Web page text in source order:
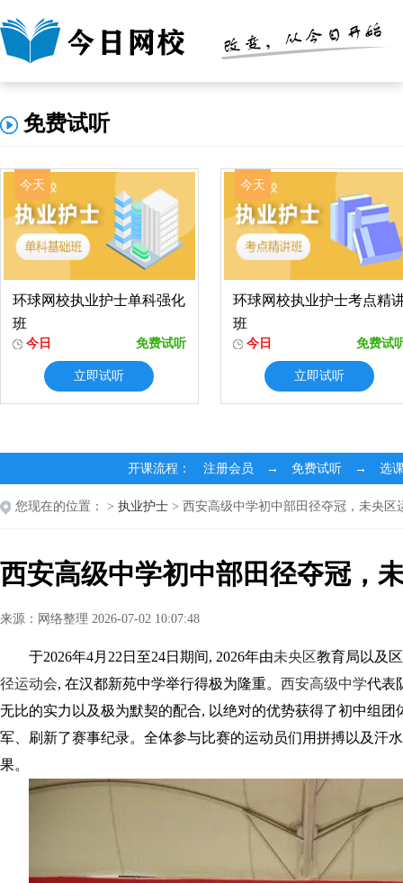
免费试听
今天
环球网校执业护士单科强化
班
今日 免费试听
立即试听
今天
环球网校执业护士考点精
班
今日 免费试
立即试听
开课流程： 注册会员 → 免费试听 → 选
您现在的位置： > 执业护士 > 西安高级中学初中部田径夺冠，未央区
西安高级中学初中部田径夺冠，
来源：网络整理 2026-07-02 10:07:48
于2026年4月22日至24日期间, 2026年由未央区教育局以及
径运动会, 在汉都新苑中学举行得极为隆重。 西安高级中学代表
无比的实力以及极为默契的配合, 以绝对的优势获得了初中组
军、刷新了赛事纪录。全体参与比赛的运动员们用拼搏以及汗
果。